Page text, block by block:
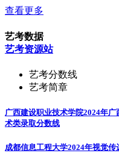
查看更多
艺考数据
艺考资源站
艺考分数线
艺考简章
广西建设职业技术学院2024年
术类录取分数线
成都信息工程大学2024年视觉